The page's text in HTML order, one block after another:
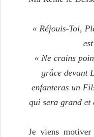
« Réjouis-Toi,
« Ne crains
grâce devant
enfanteras un
qui sera grand et
Je viens